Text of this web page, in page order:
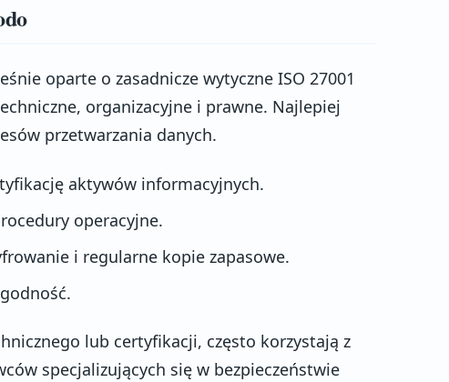
oparte o zasadnicze wytyczne ISO 27001
organizacyjne i prawne. Najlepiej
przetwarzania danych.
aktywów informacyjnych.
operacyjne.
i regularne kopie zapasowe.
lub certyfikacji, często korzystają z
specjalizujących się w bezpieczeństwie